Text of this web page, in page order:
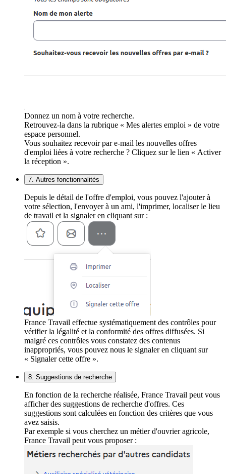
Donnez un nom à votre recherche.
Retrouvez-la dans la rubrique « Mes alertes emploi » de votre
espace personnel.
Vous souhaitez recevoir par e-mail les nouvelles offres
d'emploi liées à votre recherche ? Cliquez sur le lien « Activer
la réception ».
7. Autres fonctionnalités
Depuis le détail de l'offre d'emploi, vous pouvez l'ajouter à
votre sélection, l'envoyer à un ami, l'imprimer, localiser le lieu
de travail et la signaler en cliquant sur :
France Travail effectue systématiquement des contrôles pour
vérifier la légalité et la conformité des offres diffusées. Si
malgré ces contrôles vous constatez des contenus
inappropriés, vous pouvez nous le signaler en cliquant sur
« Signaler cette offre ».
8. Suggestions de recherche
En fonction de la recherche réalisée, France Travail peut vous
afficher des suggestions de recherche d'offres. Ces
suggestions sont calculées en fonction des critères que vous
avez saisis.
Par exemple si vous cherchez un métier d'ouvrier agricole,
France Travail peut vous proposer :